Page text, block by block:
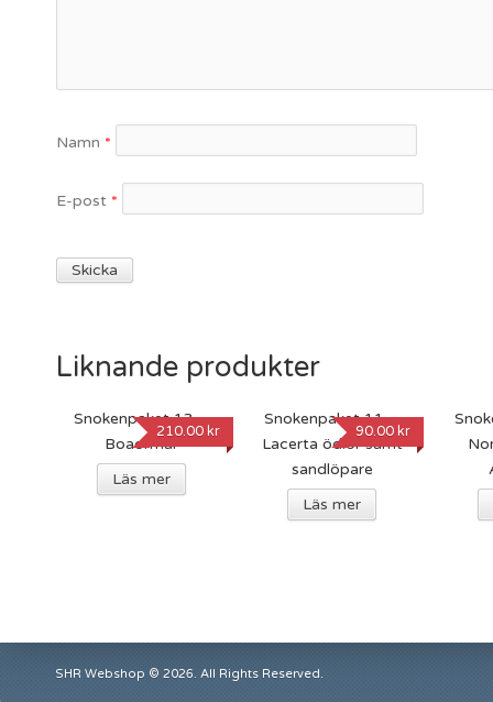
Namn *
E-post *
Liknande produkter
Snokenpaket 13 –
Boaormar
210.00 kr
Läs mer
Snokenpaket 11 –
Lacerta ödlor samt
sandlöpare
90.00 kr
Läs mer
SHR Webshop © 2026. All Rights Reserved.